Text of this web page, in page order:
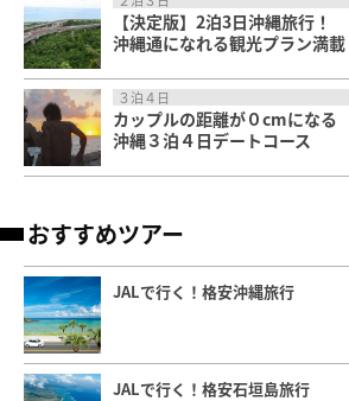
【決定版】2泊3日沖縄旅行！
沖縄通になれる観光プラン満載
３泊４日
カップルの距離が０cmになる
沖縄３泊４日デートコース
おすすめツアー
JALで行く！格安沖縄旅行
JALで行く！格安石垣島旅行